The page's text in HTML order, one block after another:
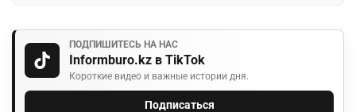
ПОДПИШИТЕСЬ НА НАС
Informburo.kz в TikTok
Короткие видео и важные истории дня.
Подписаться